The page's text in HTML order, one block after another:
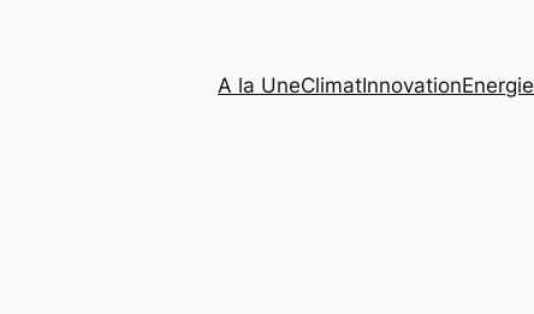
A la UneClimatInnovationEnergie